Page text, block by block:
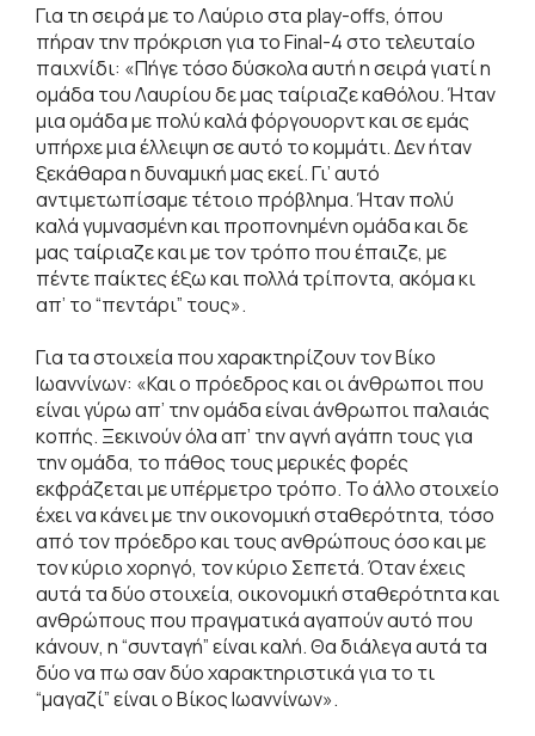
Για τη σειρά με το Λαύριο στα play-offs, όπου
πήραν την πρόκριση για το Final-4 στο τελευταίο
παιχνίδι: «Πήγε τόσο δύσκολα αυτή η σειρά γιατί η
ομάδα του Λαυρίου δε μας ταίριαζε καθόλου. Ήταν
μια ομάδα με πολύ καλά φόργουορντ και σε εμάς
υπήρχε μια έλλειψη σε αυτό το κομμάτι. Δεν ήταν
ξεκάθαρα η δυναμική μας εκεί. Γι’ αυτό
αντιμετωπίσαμε τέτοιο πρόβλημα. Ήταν πολύ
καλά γυμνασμένη και προπονημένη ομάδα και δε
μας ταίριαζε και με τον τρόπο που έπαιζε, με
πέντε παίκτες έξω και πολλά τρίποντα, ακόμα κι
απ’ το “πεντάρι” τους».
Για τα στοιχεία που χαρακτηρίζουν τον Βίκο
Ιωαννίνων: «Και ο πρόεδρος και οι άνθρωποι που
είναι γύρω απ’ την ομάδα είναι άνθρωποι παλαιάς
κοπής. Ξεκινούν όλα απ’ την αγνή αγάπη τους για
την ομάδα, το πάθος τους μερικές φορές
εκφράζεται με υπέρμετρο τρόπο. Το άλλο στοιχείο
έχει να κάνει με την οικονομική σταθερότητα, τόσο
από τον πρόεδρο και τους ανθρώπους όσο και με
τον κύριο χορηγό, τον κύριο Σεπετά. Όταν έχεις
αυτά τα δύο στοιχεία, οικονομική σταθερότητα και
ανθρώπους που πραγματικά αγαπούν αυτό που
κάνουν, η “συνταγή” είναι καλή. Θα διάλεγα αυτά τα
δύο να πω σαν δύο χαρακτηριστικά για το τι
“μαγαζί” είναι ο Βίκος Ιωαννίνων».